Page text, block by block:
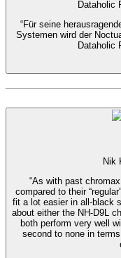
Dataholic
“Für seine
Systemen wird der
Dataholic
Nik
“As with past
compared to their
fit a lot easier in all-black
about either the NH-D9L
both perform very well
second to none in